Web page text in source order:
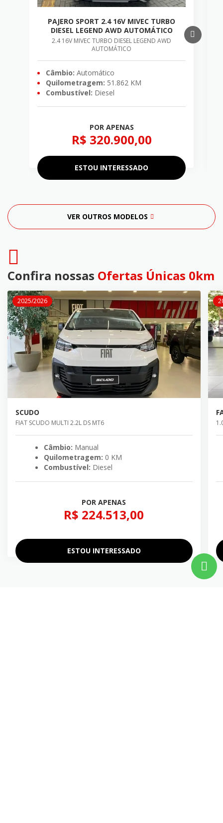
PAJERO SPORT 2.4 16V MIVEC TURBO
DIESEL LEGEND AWD AUTOMÁTICO
2.4 16V MIVEC TURBO DIESEL LEGEND AWD
AUTOMÁTICO
Câmbio: Automático
Quilometragem: 51.862 KM
Combustível: Diesel
POR APENAS
R$ 320.900,00
ESTOU INTERESSADO
VER OUTROS MODELOS
Confira nossas Ofertas Únicas 0km
2025/2026
SCUDO
FIAT SCUDO MULTI 2.2L DS MT6
Câmbio: Manual
Quilometragem: 0 KM
Combustível: Diesel
POR APENAS
R$ 224.513,00
ESTOU INTERESSADO